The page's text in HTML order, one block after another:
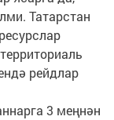
Татарстан
рейдлар
3 меңнән